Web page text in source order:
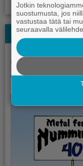
Kauhajoki-lehden
Jotkin
suostumusta, jos
vastustaa tätä tai
seuraavalla